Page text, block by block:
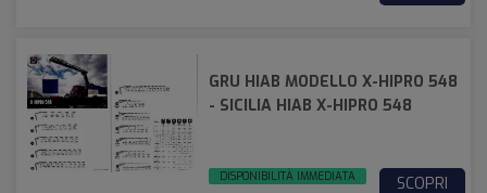
GRU HIAB MODELLO X-HIPRO 548
- SICILIA HIAB X-HIPRO 548
DISPONIBILITÀ IMMEDIATA SCOPRI